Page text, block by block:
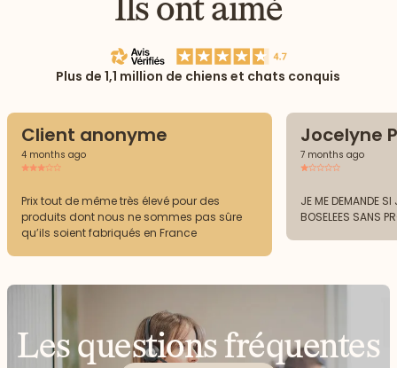
Plus de 1,1 million de chiens et chats conquis
Client anonyme
4 months ago
Prix tout de même très élevé pour des
produits dont nous ne sommes pas sûre
qu’ils soient fabriqués en France
Jocelyne
7 months ago
JE ME DEMANDE SI
BOSELEES SANS
Les questions fréquentes